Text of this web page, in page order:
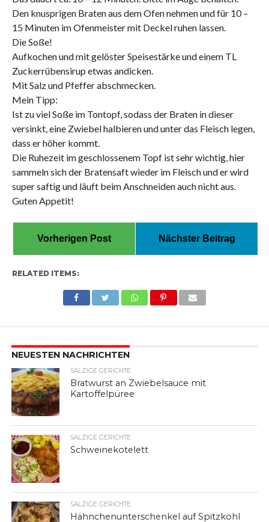
Den knusprigen Braten aus dem Ofen nehmen und für 10 –
15 Minuten im Ofenmeister mit Deckel ruhen lassen.
Die Soße!
Aufkochen und mit gelöster Speisestärke und einem TL
Zuckerrübensirup etwas andicken.
Mit Salz und Pfeffer abschmecken.
Mein Tipp:
Ist zu viel Soße im Tontopf, sodass der Braten in dieser
versinkt, eine Zwiebel halbieren und unter das Fleisch legen,
dass er höher kommt.
Die Ruhezeit im geschlossenem Topf ist sehr wichtig, hier
sammeln sich der Bratensaft wieder im Fleisch und er wird
super saftig und läuft beim Anschneiden auch nicht aus.
Guten Appetit!
Vorherigen Post Nächster Beitrag
RELATED ITEMS:
NEUESTEN NACHRICHTEN
SALZIGE GERICHTE
Bratwurst an Zwiebelsauce mit
Kartoffelpüree
SALZIGE GERICHTE
Schweinekotelett
SALZIGE GERICHTE
Hähnchenunterschenkel auf Spitzkohl